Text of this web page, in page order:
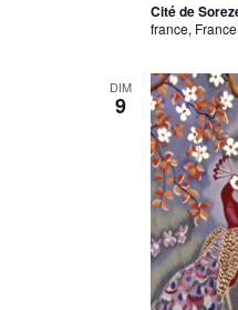
Cité de
france, France
DIM
9